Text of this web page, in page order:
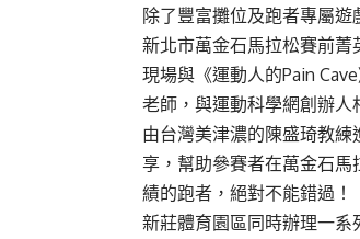
除了豐富攤位及跑者專屬
新北市萬金石馬拉松賽前菁
現場與《運動人的Pain
老師，與運動科學網創辦人
由台灣美津濃的陳盛琦教
享，幫助參賽者在萬金石
績的跑者，絕對不能錯過！
新莊體育園區同時辦理一